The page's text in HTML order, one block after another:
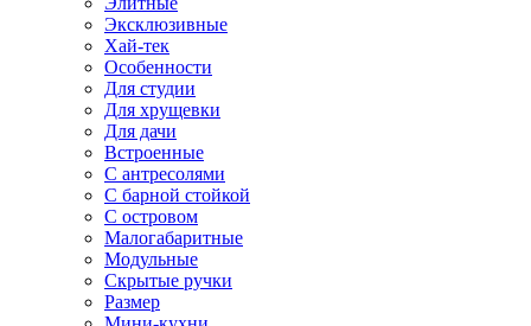
Эксклюзивные
Хай-тек
Особенности
Для студии
Для хрущевки
Для дачи
Встроенные
С антресолями
С барной стойкой
С островом
Малогабаритные
Модульные
Скрытые ручки
Размер